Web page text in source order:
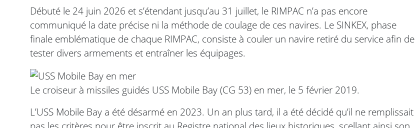
Débuté le 24 juin 2026 et s’étendant jusqu’au 31 juillet, le RIMPAC n’a pas encore
communiqué la date précise ni la méthode de coulage de ces navires. Le SINKEX, phase
finale emblématique de chaque RIMPAC, consiste à couler un navire retiré du service afin de
tester divers armements et entraîner les équipages.
Le croiseur à missiles guidés USS Mobile Bay (CG 53) en mer, le 5 février 2019.
L’USS Mobile Bay a été désarmé en 2023. Un an plus tard, il a été décidé qu’il ne remplissait